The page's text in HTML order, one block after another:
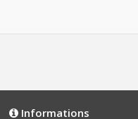
Informations